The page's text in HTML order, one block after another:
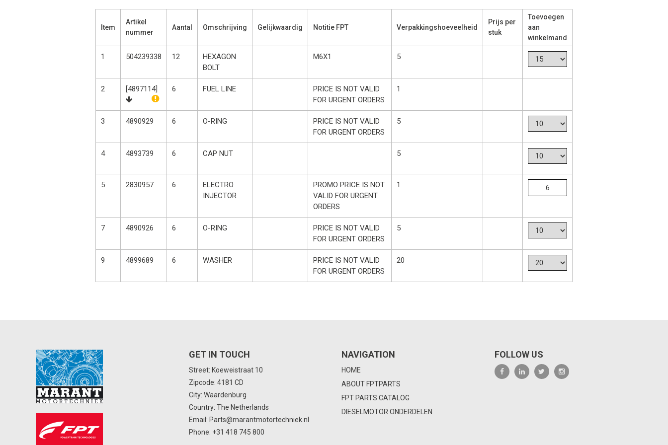
Item
Artikel
nummer
Aantal Omschrijving Gelijkwaardig Notitie FPT Verpakkingshoeveelheid
Prijs per
stuk
Toevoegen
aan
winkelmand
1 504239338 12
HEXAGON
BOLT
M6X1 5
2 [4897114] 6 FUEL LINE
PRICE IS NOT VALID
FOR URGENT ORDERS
1
3 4890929 6 O-RING
PRICE IS NOT VALID
FOR URGENT ORDERS
5
4 4893739 6 CAP NUT 5
5 2830957 6
ELECTRO
INJECTOR
PROMO PRICE IS NOT
VALID FOR URGENT
ORDERS
1
7 4890926 6 O-RING
PRICE IS NOT VALID
FOR URGENT ORDERS
5
9 4899689 6 WASHER
PRICE IS NOT VALID
FOR URGENT ORDERS
20
GET IN TOUCH
Street: Koeweistraat 10
Zipcode: 4181 CD
City: Waardenburg
Country: The Netherlands
Email: Parts@marantmotortechniek.nl
Phone: +31 418 745 800
NAVIGATION
HOME
ABOUT FPTPARTS
FPT PARTS CATALOG
DIESELMOTOR ONDERDELEN
FOLLOW US